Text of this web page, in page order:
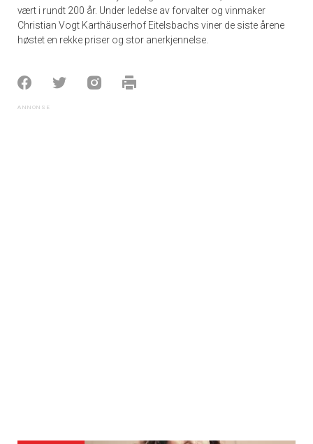
vært i rundt 200 år. Under ledelse av forvalter og vinmaker
Christian Vogt Karthäuserhof Eitelsbachs viner de siste årene
høstet en rekke priser og stor anerkjennelse.